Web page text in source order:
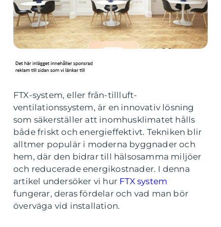
FTX-system, eller från-tillluft-
ventilationssystem, är en innovativ lösning
som säkerställer att inomhusklimatet hålls
både friskt och energieffektivt. Tekniken blir
alltmer populär i moderna byggnader och
hem, där den bidrar till hälsosamma miljöer
och reducerade energikostnader. I denna
artikel undersöker vi hur FTX system
fungerar, deras fördelar och vad man bör
överväga vid installation.